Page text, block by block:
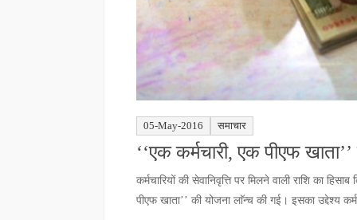
05-May-2016 समाचार
‘‘एक कर्मचारी, एक पीएफ
कर्मचारियों की सेवानिवृत्ति पर मिलने वाली राशि का
पीएफ खाता’’ की योजना लाॅन्च की गई। इसका उद्देश्य